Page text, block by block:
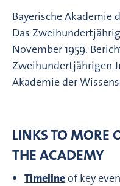
Bayerische Akademie
Das
November 1959.
Zweihundertjährigen
Akademie der
LINKS TO MORE
THE ACADEMY
Timelineof key